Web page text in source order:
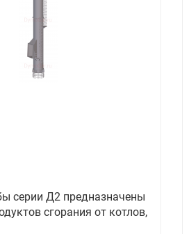
серии Д2 предназначены
сгорания от котлов,